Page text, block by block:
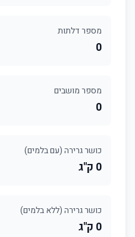
מספר דלתות
0
מספר מושבים
0
כושר גרירה (עם בלמים)
0 ק"ג
כושר גרירה (ללא בלמים)
0 ק"ג